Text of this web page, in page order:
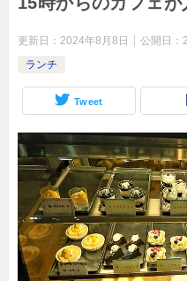
更新日： 2024年8月8日 公開日：
ランチ
Tweet